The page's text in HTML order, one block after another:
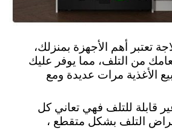
تعتبر أهم الأجهزة بمنزلك،
من التلف، مما يوفر عليك
الأغذية مرات عديدة ومع
قابلة للتلف فهي تعاني كل
التلف بشكل متقطع ،